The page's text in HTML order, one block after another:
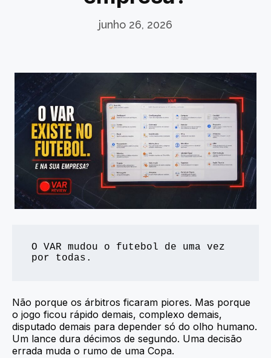
junho 26, 2026
O VAR mudou o futebol de uma vez
por todas.
Não porque os árbitros ficaram piores. Mas porque
o jogo ficou rápido demais, complexo demais,
disputado demais para depender só do olho humano.
Um lance dura décimos de segundo. Uma decisão
errada muda o rumo de uma Copa.